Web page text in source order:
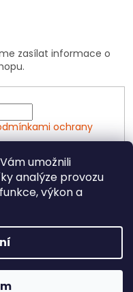
umožnili
analýze provozu
výkon a
zasílat informace o
ochrany
. Všechna práva